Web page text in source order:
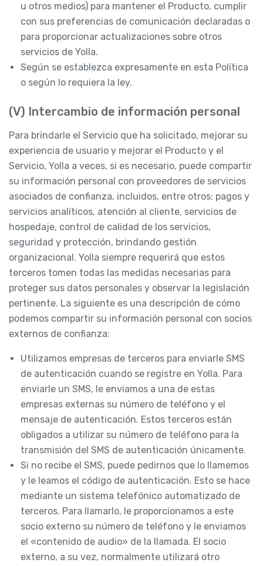
u otros medios) para mantener el Producto, cumplir
con sus preferencias de comunicación declaradas o
para proporcionar actualizaciones sobre otros
servicios de Yolla.
Según se establezca expresamente en esta Política
o según lo requiera la ley.
(V) Intercambio de información personal
Para brindarle el Servicio que ha solicitado, mejorar su
experiencia de usuario y mejorar el Producto y el
Servicio, Yolla a veces, si es necesario, puede compartir
su información personal con proveedores de servicios
asociados de confianza, incluidos, entre otros: pagos y
servicios analíticos, atención al cliente, servicios de
hospedaje, control de calidad de los servicios,
seguridad y protección, brindando gestión
organizacional. Yolla siempre requerirá que estos
terceros tomen todas las medidas necesarias para
proteger sus datos personales y observar la legislación
pertinente. La siguiente es una descripción de cómo
podemos compartir su información personal con socios
externos de confianza:
Utilizamos empresas de terceros para enviarle SMS
de autenticación cuando se registre en Yolla. Para
enviarle un SMS, le enviamos a una de estas
empresas externas su número de teléfono y el
mensaje de autenticación. Estos terceros están
obligados a utilizar su número de teléfono para la
transmisión del SMS de autenticación únicamente.
Si no recibe el SMS, puede pedirnos que lo llamemos
y le leamos el código de autenticación. Esto se hace
mediante un sistema telefónico automatizado de
terceros. Para llamarlo, le proporcionamos a este
socio externo su número de teléfono y le enviamos
el «contenido de audio» de la llamada. El socio
externo, a su vez, normalmente utilizará otro